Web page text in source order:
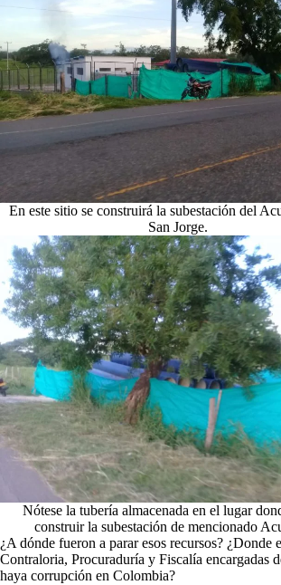
En este sitio se construirá la subestación del
San Jorge.
Nótese la tubería almacenada en el lugar
construir la subestación de mencionado
¿A dónde fueron a parar esos recursos? ¿Donde
Contraloria, Procuraduría y Fiscalía encargadas
haya corrupción en Colombia?